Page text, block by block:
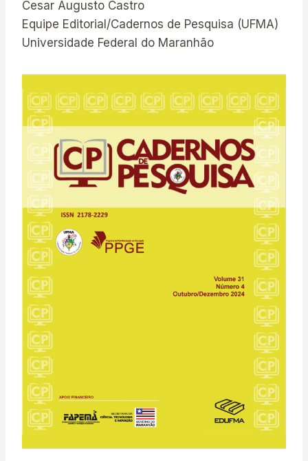
Cesar Augusto Castro
Equipe Editorial/Cadernos de Pesquisa (UFMA)
Universidade Federal do Maranhão